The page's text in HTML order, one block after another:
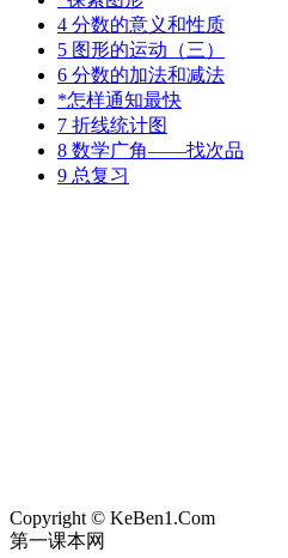
4 分数的意义和性质
5 图形的运动（三）
6 分数的加法和减法
*怎样通知最快
7 折线统计图
8 数学广角——找次品
9 总复习
Copyright © KeBen1.Com
第一课本网